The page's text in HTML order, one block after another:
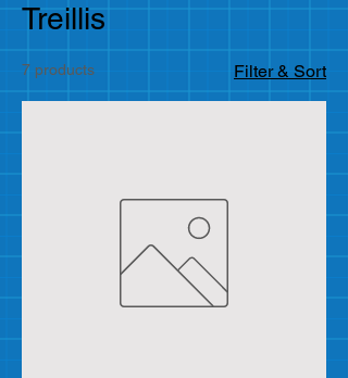
Treillis
7 products Filter & Sort